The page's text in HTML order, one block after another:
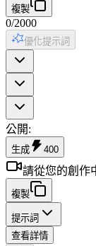
複製
0/2000
優化提示詞
公開:
生成 400
請從您的創作
複製
提示詞
查看詳情